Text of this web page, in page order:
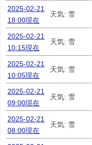
2025-02-21
18:00現在
天気: 雪
2025-02-21
10:15現在
天気: 雪
2025-02-21
10:05現在
天気: 雪
2025-02-21
09:00現在
天気: 雪
2025-02-21
08:00現在
天気: 雪